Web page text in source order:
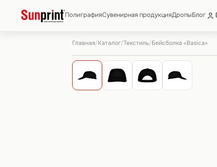
ПолиграфияСувенирная продукцияДропыБлог
Главная/Каталог/Текстиль/Бейсболка «Basica»